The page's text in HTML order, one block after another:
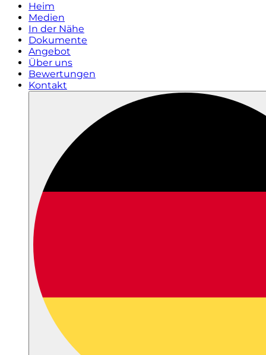
Heim
Medien
In der Nähe
Dokumente
Angebot
Über uns
Bewertungen
Kontakt